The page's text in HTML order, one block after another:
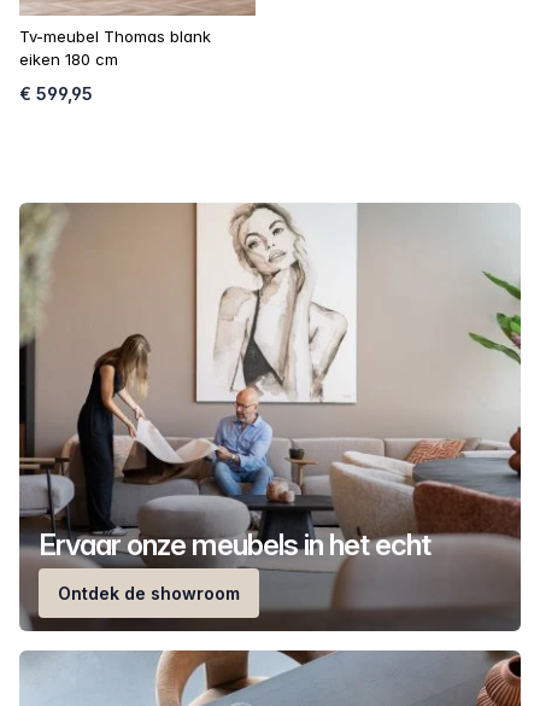
Tv-meubel Thomas blank
eiken 180 cm
€ 599,95
Ervaar onze meubels in het echt
Ontdek de showroom